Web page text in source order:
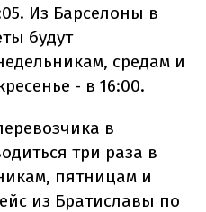
Из Барселоны в
будут
средам и
- в 16:00.
в
три раза в
пятницам и
из Братиславы по